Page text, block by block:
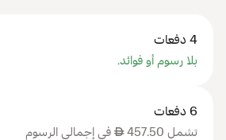
4 دفعات
بلا رسوم أو فوائد.
6 دفعات
تشمل 457.50 AED في إجمالي الرسوم